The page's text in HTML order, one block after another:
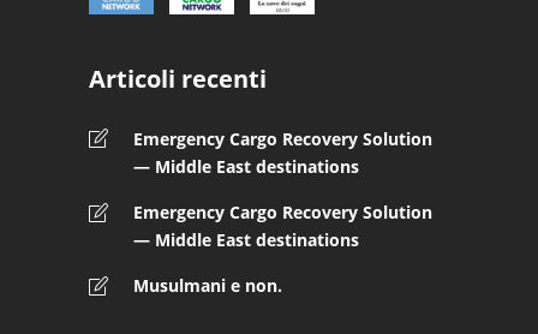
Articoli recenti
Emergency Cargo Recovery Solution
— Middle East destinations
Emergency Cargo Recovery Solution
— Middle East destinations
Musulmani e non.